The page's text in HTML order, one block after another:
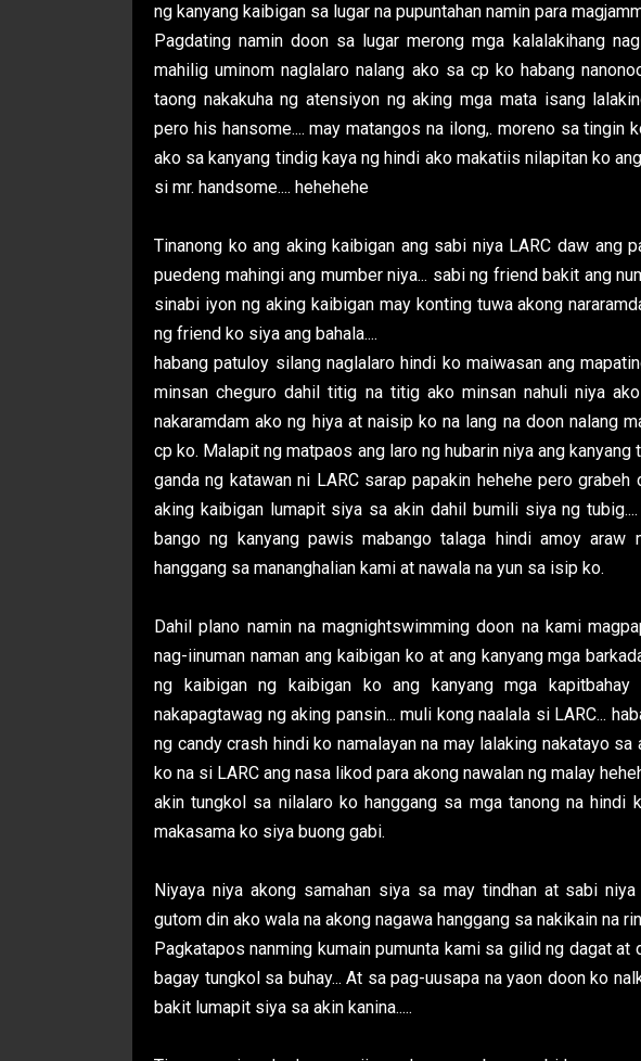
ng kanyang kaibigan sa lugar na pupuntahan namin para
Pagdating namin doon sa lugar merong mga kalalakihang
mahilig uminom naglalaro nalang ako sa cp ko habang
taong nakakuha ng atensiyon ng aking mga mata isang
pero his hansome.... may matangos na ilong,. moreno sa tingin
ako sa kanyang tindig kaya ng hindi ako makatiis nilapitan ko
si mr. handsome.... hehehehe
Tinanong ko ang aking kaibigan ang sabi niya LARC daw ang
puedeng mahingi ang mumber niya... sabi ng friend bakit ang
sinabi iyon ng aking kaibigan may konting tuwa akong
ng friend ko siya ang bahala....
habang patuloy silang naglalaro hindi ko maiwasan ang
minsan cheguro dahil titig na titig ako minsan nahuli niya
nakaramdam ako ng hiya at naisip ko na lang na doon nalang
cp ko. Malapit ng matpaos ang laro ng hubarin niya ang
ganda ng katawan ni LARC sarap papakin hehehe pero
aking kaibigan lumapit siya sa akin dahil bumili siya ng
bango ng kanyang pawis mabango talaga hindi amoy araw
hanggang sa mananghalian kami at nawala na yun sa isip ko.
Dahil plano namin na magnightswimming doon na kami
nag-iinuman naman ang kaibigan ko at ang kanyang mga
ng kaibigan ng kaibigan ko ang kanyang mga
nakapagtawag ng aking pansin... muli kong naalala si LARC...
ng candy crash hindi ko namalayan na may lalaking nakatayo
ko na si LARC ang nasa likod para akong nawalan ng malay
akin tungkol sa nilalaro ko hanggang sa mga tanong na hindi
makasama ko siya buong gabi.
Niyaya niya akong samahan siya sa may tindhan at sabi
gutom din ako wala na akong nagawa hanggang sa nakikain na
Pagkatapos nanming kumain pumunta kami sa gilid ng dagat at
bagay tungkol sa buhay... At sa pag-uusapa na yaon doon ko
bakit lumapit siya sa akin kanina.....